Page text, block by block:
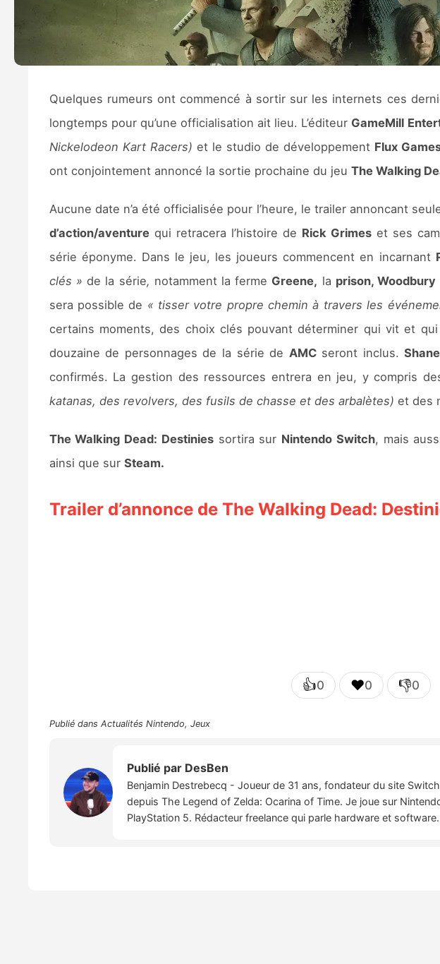
Quelques rumeurs ont commencé à sortir sur les internets ces
longtemps pour qu’une officialisation ait lieu. L’éditeur GameMill
Nickelodeon Kart Racers) et le studio de développement Flux
ont conjointement annoncé la sortie prochaine du jeu The Walking
Aucune date n’a été officialisée pour l’heure, le trailer annoncant
d’action/aventurequi retracera l’histoire de Rick Grimeset ses
série éponyme. Dans le jeu, les joueurs commencent en incarnant
clés »de la série, notamment la ferme Greene, la prison, Woodbury
sera possible de « tisser votre propre chemin à travers les
certains moments, des choix clés pouvant déterminer qui vit et
douzaine de personnages de la série de AMCseront inclus.
confirmés. La gestion des ressources entrera en jeu, y compris
katanas, des revolvers, des fusils de chasse et des arbalètes) et des
The Walking Dead: Destiniessortira sur Nintendo Switch, mais
ainsi que sur Steam.
Trailer d’annonce de The Walking Dead:
👍0 ❤️0 👎0
Publié dans Actualités Nintendo, Jeux
Publié par DesBen
Benjamin Destrebecq - Joueur de 31 ans, fondateur du site
depuis The Legend of Zelda: Ocarina of Time. Je joue sur
PlayStation 5. Rédacteur freelance qui parle hardware et software.